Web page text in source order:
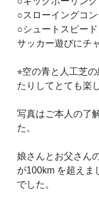
○スローイングコン
○シュートスピー
サッカー遊びにチ
⭐︎空の青と人工芝
たりしてとても楽
写真はご本人の了
た。
娘さんとお父さん
が100km を超えま
でした。